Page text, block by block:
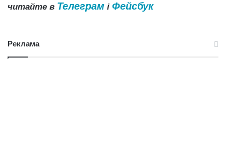
читайте в Телеграм і Фейсбук
Реклама